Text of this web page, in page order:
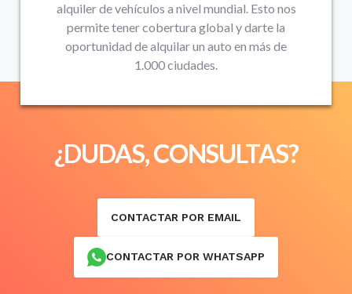
alquiler de vehículos a nivel mundial. Esto nos
permite tener cobertura global y darte la
oportunidad de alquilar un auto en más de
1.000 ciudades.
¿DUDAS, CONSULTAS?
CONTACTAR POR EMAIL
CONTACTAR POR WHATSAPP